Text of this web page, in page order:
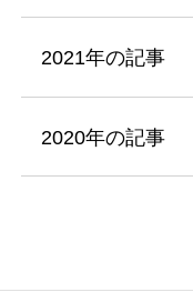
2021年の記事
2020年の記事